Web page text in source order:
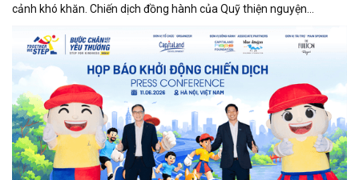
cảnh khó khăn. Chiến dịch đồng hành của Quỹ thiện nguyện
CapitaLand nằm trong khuôn khổ cam kết hợp tác 3 năm giữa Quỹ
và Tổ chức Trẻ em Rồng Xanh.